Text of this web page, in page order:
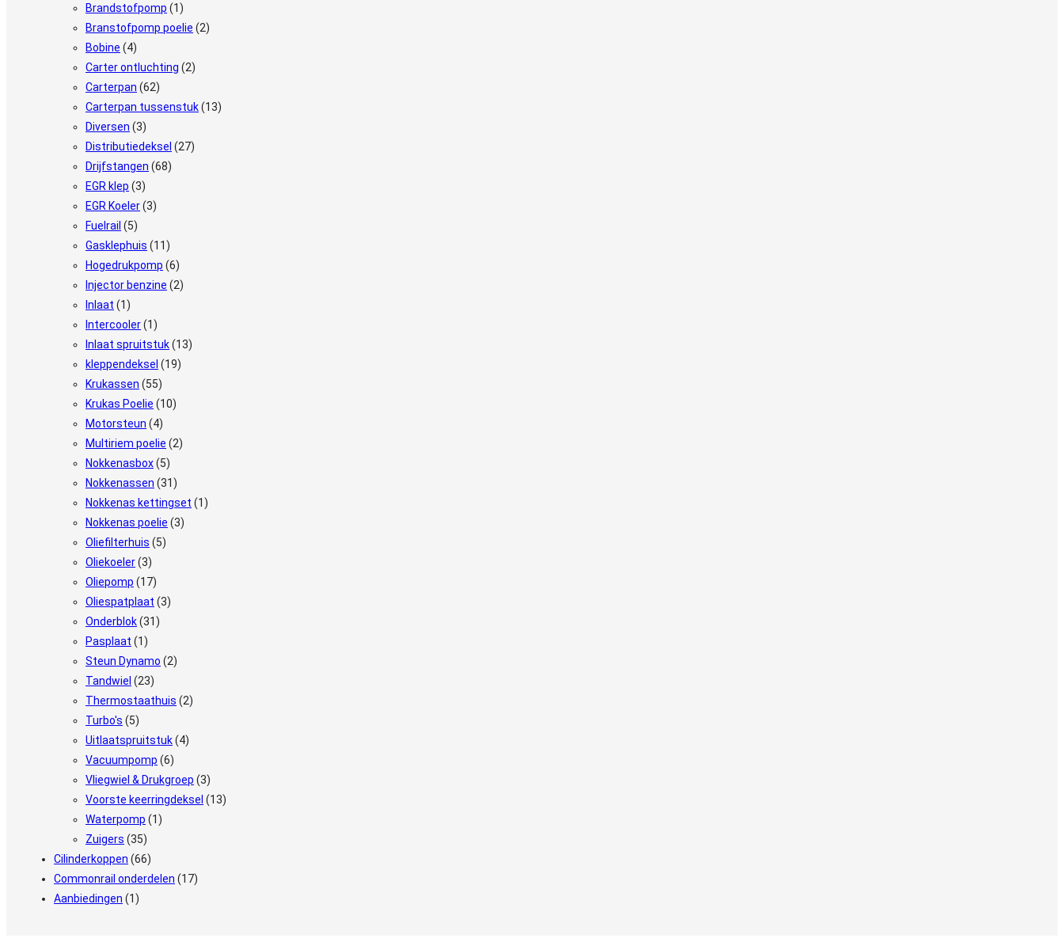
Brandstofpomp (1)
Branstofpomp poelie (2)
Bobine (4)
Carter ontluchting (2)
Carterpan (62)
Carterpan tussenstuk(13)
Diversen (3)
Distributiedeksel (27)
Drijfstangen (68)
EGR klep (3)
EGR Koeler(3)
Fuelrail (5)
Gasklephuis (11)
Hogedrukpomp (6)
Injector benzine (2)
Inlaat (1)
Intercooler(1)
Inlaat spruitstuk(13)
kleppendeksel (19)
Krukassen (55)
Krukas Poelie (10)
Motorsteun (4)
Multiriem poelie (2)
Nokkenasbox(5)
Nokkenassen (31)
Nokkenas kettingset (1)
Nokkenas poelie (3)
Oliefilterhuis (5)
Oliekoeler(3)
Oliepomp (17)
Oliespatplaat (3)
Onderblok(31)
Pasplaat (1)
Steun Dynamo (2)
Tandwiel (23)
Thermostaathuis (2)
Turbo's (5)
Uitlaatspruitstuk(4)
Vacuumpomp (6)
Vliegwiel & Drukgroep (3)
Voorste keerringdeksel (13)
Waterpomp (1)
Zuigers (35)
Cilinderkoppen (66)
Commonrail onderdelen (17)
Aanbiedingen (1)